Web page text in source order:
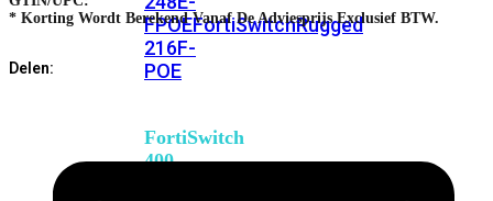
FPOEFortiSwitchRugged
216F-
POE
FortiSwitch
400
* Korting Wordt Berekend Vanaf De Adviesprijs Exclusief BTW.
Delen: